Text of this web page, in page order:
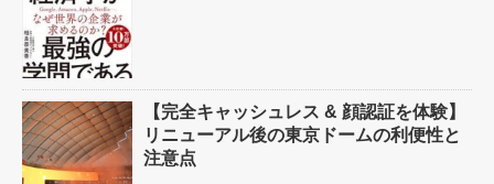
【完全キャッシュレス & 顔認証を体験】
リニューアル後の東京ドームの利便性と
注意点